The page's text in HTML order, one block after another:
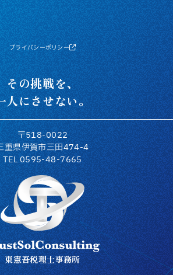
東憲吾税理士事務所
ストソルコンサルティング
その挑戦を、
人にさせない。
〒518-0022
重県伊賀市三田474-4
TEL 0595-48-7665
プライバシーポリシー